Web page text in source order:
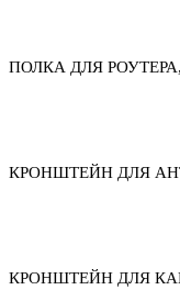
ПОЛКА ДЛЯ
КРОНШТЕЙН ДЛЯ
КРОНШТЕЙН ДЛЯ